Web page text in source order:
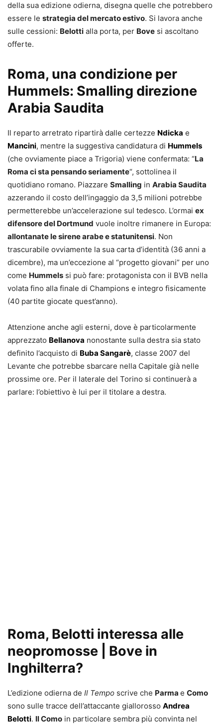
della sua edizione odierna, disegna quelle che potrebbero
essere le strategia del mercato estivo. Si lavora anche
sulle cessioni: Belotti alla porta, per Bove si ascoltano
offerte.
Roma, una condizione per
Hummels: Smalling direzione
Arabia Saudita
Il reparto arretrato ripartirà dalle certezze Ndicka e
Mancini, mentre la suggestiva candidatura di Hummels
(che ovviamente piace a Trigoria) viene confermata: “La
Roma ci sta pensando seriamente“, sottolinea il
quotidiano romano. Piazzare Smalling in Arabia Saudita
azzerando il costo dell’ingaggio da 3,5 milioni potrebbe
permetterebbe un’accelerazione sul tedesco. L’ormai ex
difensore del Dortmund vuole inoltre rimanere in Europa:
allontanate le sirene arabe e statunitensi. Non
trascurabile ovviamente la sua carta d’identità (36 anni a
dicembre), ma un’eccezione al “progetto giovani” per uno
come Hummels si può fare: protagonista con il BVB nella
volata fino alla finale di Champions e integro fisicamente
(40 partite giocate quest’anno).
Attenzione anche agli esterni, dove è particolarmente
apprezzato Bellanova nonostante sulla destra sia stato
definito l’acquisto di Buba Sangarè, classe 2007 del
Levante che potrebbe sbarcare nella Capitale già nelle
prossime ore. Per il laterale del Torino si continuerà a
parlare: l’obiettivo è lui per il titolare a destra.
Roma, Belotti interessa alle
neopromosse | Bove in
Inghilterra?
L’edizione odierna de Il Tempo scrive che Parma e Como
sono sulle tracce dell’attaccante giallorosso Andrea
Belotti. Il Como in particolare sembra più convinta nel